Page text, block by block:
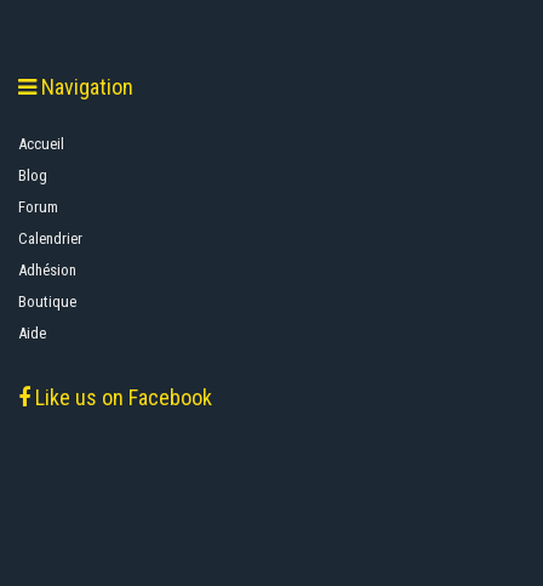
Navigation
Accueil
Blog
Forum
Calendrier
Adhésion
Boutique
Aide
Like us on Facebook